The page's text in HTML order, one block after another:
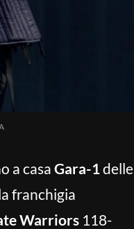
a casaGara-1delle
franchigia
Warriors 118-